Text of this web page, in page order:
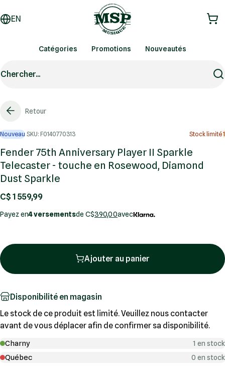
EN
Catégories Promotions Nouveautés
Chercher...
Retour
Nouveau SKU: F0140770313 Stock limité1
Fender 75th Anniversary Player II Sparkle
Telecaster - touche en Rosewood, Diamond
Dust Sparkle
C$ 1 559,99
Payez en4 versementsde C$390,00avec
Ajouter au panier
Disponibilité en magasin
Le stock de ce produit est limité. Veuillez nous contacter
avant de vous déplacer afin de confirmer sa disponibilité.
Charny 1 en stock
Québec 0 en stock